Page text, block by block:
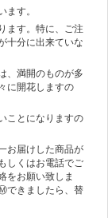
ます。
ます。特に、ご注
十分に出来ていな
、満開のものが多
に開花しますの
ことになりますの
お届けした商品が
しくはお電話でご
をお願い致しま
できましたら、替